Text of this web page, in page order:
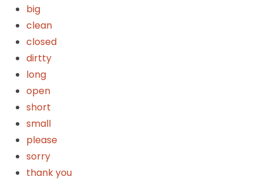
big
clean
closed
dirtty
long
open
short
small
please
sorry
thank you